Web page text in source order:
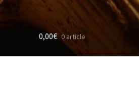
0,00€ 0 article